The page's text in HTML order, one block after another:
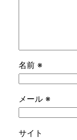
名前 ※
メール ※
サイト